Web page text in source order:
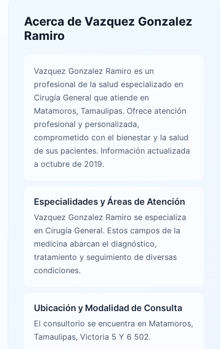
Acerca de Vazquez Gonzalez
Ramiro
Vazquez Gonzalez Ramiro es un
profesional de la salud especializado en
Cirugía General que atiende en
Matamoros, Tamaulipas. Ofrece atención
profesional y personalizada,
comprometido con el bienestar y la salud
de sus pacientes. Información actualizada
a octubre de 2019.
Especialidades y Áreas de Atención
Vazquez Gonzalez Ramiro se especializa
en Cirugía General. Estos campos de la
medicina abarcan el diagnóstico,
tratamiento y seguimiento de diversas
condiciones.
Ubicación y Modalidad de Consulta
El consultorio se encuentra en Matamoros,
Tamaulipas, Victoria 5 Y 6 502.